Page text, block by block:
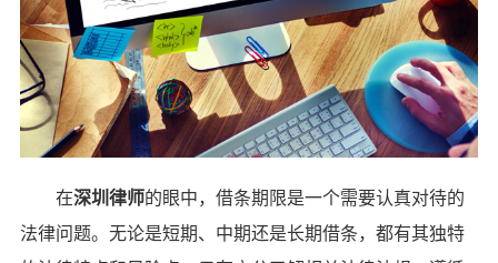
在深圳律师的眼中，借条期限是一个需要认真对待的
法律问题。无论是短期、中期还是长期借条，都有其独特